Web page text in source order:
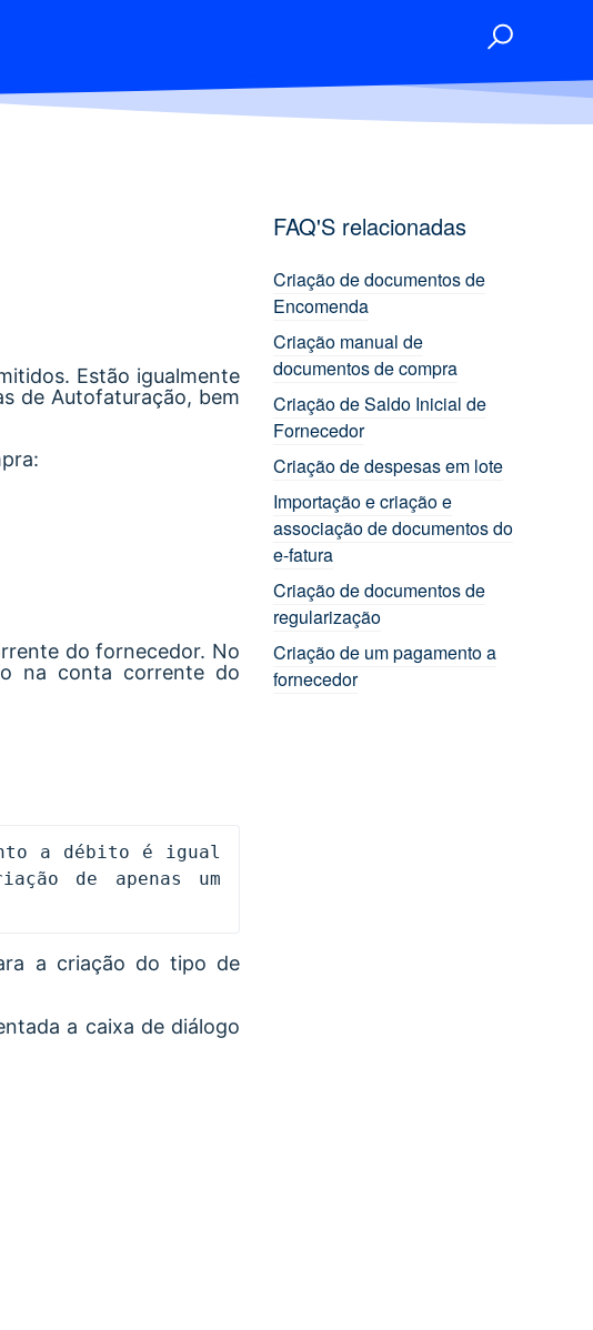
Estão igualmente
de Autofaturação, bem
do fornecedor. No
na conta corrente do
a débito é igual
de apenas um
a criação do tipo de
a caixa de diálogo
FAQ'S relacionadas
Criação de documentos de
Encomenda
Criação manual de
documentos de compra
Criação de Saldo Inicial de
Fornecedor
Criação de despesas em lote
Importação e criação e
associação de documentos do
e-fatura
Criação de documentos de
regularização
Criação de um pagamento a
fornecedor